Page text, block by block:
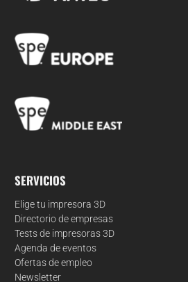
SERVICIOS
Elige tu impresora 3D
Directorio de empresas
Tests de impresoras 3D
Agenda de eventos
Ofertas de empleo
Newsletter